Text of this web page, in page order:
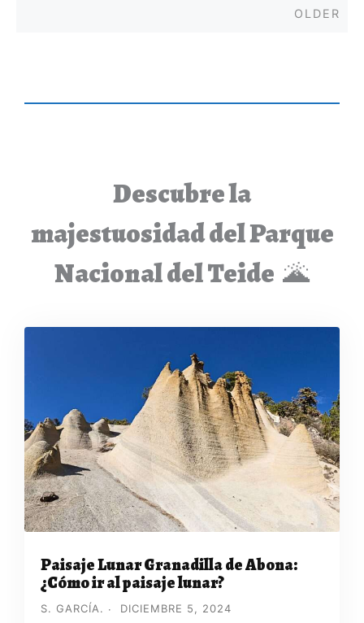
OLDER
Descubre la
majestuosidad del Parque
Nacional del Teide 🌋
Paisaje Lunar Granadilla de Abona:
¿Cómo ir al paisaje lunar?
S. GARCÍA. DICIEMBRE 5, 2024